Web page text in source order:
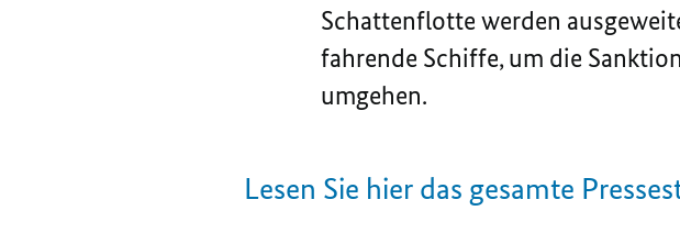
Schattenflotte werden
fahrende Schiffe, um die
umgehen.
Lesen Sie hier das gesamte